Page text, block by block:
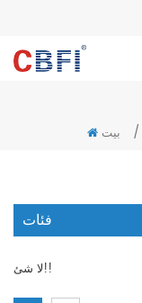
بيت /
فئات
لا شئ!!